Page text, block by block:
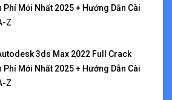
Phí Mới Nhất 2025 + Hướng Dẫn Cài
Z
3ds Max 2022 Full Crack
Phí Mới Nhất 2025 + Hướng Dẫn Cài
Z